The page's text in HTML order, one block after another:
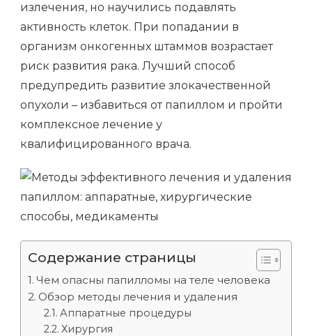
МЕДИКАМЕНТЫ
излечения, но научились подавлять
активность клеток. При попадании в
организм онкогенных штаммов возрастает
риск развития рака. Лучший способ
предупредить развитие злокачественной
опухоли – избавиться от папиллом и пройти
комплексное лечение у
квалифицированного врача.
Содержание страницы
Чем опасны папилломы на теле человека
Обзор методы лечения и удаления
Аппаратные процедуры
Хирургия